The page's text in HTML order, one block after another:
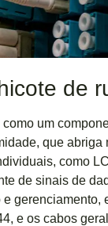
de
como um
que
como
de sinais de
e os cabos